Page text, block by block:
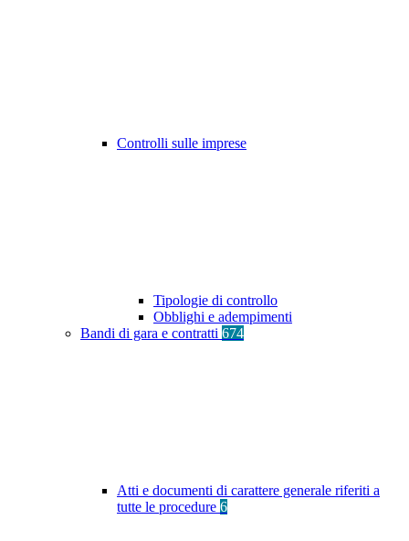
Controlli sulle imprese
Tipologie di controllo
Obblighi e adempimenti
Bandi di gara e contratti 674
Atti e documenti di carattere generale riferiti a
tutte le procedure 6